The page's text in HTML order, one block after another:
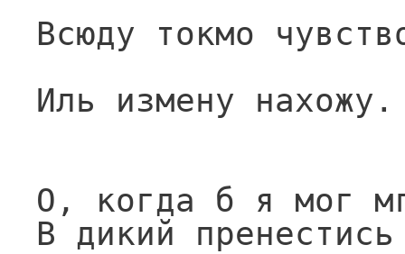
Всюду токмо
Иль измену нахожу.
О, когда б я мог
В дикий